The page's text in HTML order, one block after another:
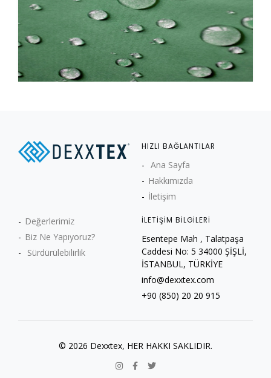
HIZLI BAĞLANTILAR
Ana Sayfa
Hakkımızda
İletişim
Değerlerimiz
Biz Ne Yapıyoruz?
Sürdürülebilirlik
İLETİŞİM BİLGİLERİ
Esentepe Mah , Talatpaşa
Caddesi No: 5 34000 ŞİŞLİ,
İSTANBUL, TÜRKİYE
info@dexxtex.com
+90 (850) 20 20 915
© 2026 Dexxtex, HER HAKKI SAKLIDIR.